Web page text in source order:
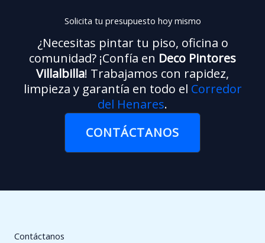
Solicita tu presupuesto hoy mismo
¿Necesitas pintar tu piso, oficina o
comunidad? ¡Confía en Deco Pintores
Villalbilla! Trabajamos con rapidez,
limpieza y garantía en todo el Corredor
del Henares.
CONTÁCTANOS
Contáctanos